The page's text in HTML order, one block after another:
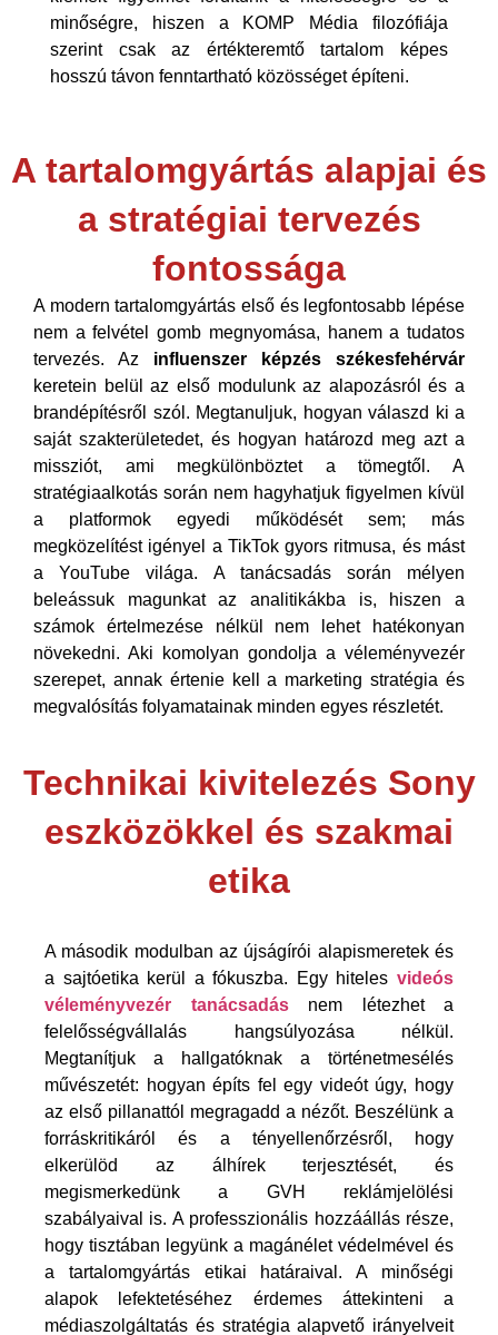
minőségre, hiszen a KOMP Média filozófiája
szerint csak az értékteremtő tartalom képes
hosszú távon fenntartható közösséget építeni.
A tartalomgyártás alapjai és
a stratégiai tervezés
fontossága
A modern tartalomgyártás első és legfontosabb lépése
nem a felvétel gomb megnyomása, hanem a tudatos
tervezés. Az influenszer képzés székesfehérvár
keretein belül az első modulunk az alapozásról és a
brandépítésről szól. Megtanuljuk, hogyan válaszd ki a
saját szakterületedet, és hogyan határozd meg azt a
missziót, ami megkülönböztet a tömegtől. A
stratégiaalkotás során nem hagyhatjuk figyelmen kívül
a platformok egyedi működését sem; más
megközelítést igényel a TikTok gyors ritmusa, és mást
a YouTube világa. A tanácsadás során mélyen
beleássuk magunkat az analitikákba is, hiszen a
számok értelmezése nélkül nem lehet hatékonyan
növekedni. Aki komolyan gondolja a véleményvezér
szerepet, annak értenie kell a marketing stratégia és
megvalósítás folyamatainak minden egyes részletét.
Technikai kivitelezés Sony
eszközökkel és szakmai
etika
A második modulban az újságírói alapismeretek és
a sajtóetika kerül a fókuszba. Egy hiteles videós
véleményvezér tanácsadásnem létezhet a
felelősségvállalás hangsúlyozása nélkül.
Megtanítjuk a hallgatóknak a történetmesélés
művészetét: hogyan építs fel egy videót úgy, hogy
az első pillanattól megragadd a nézőt. Beszélünk a
forráskritikáról és a tényellenőrzésről, hogy
elkerülöd az álhírek terjesztését, és
megismerkedünk a GVH reklámjelölési
szabályaival is. A professzionális hozzáállás része,
hogy tisztában legyünk a magánélet védelmével és
a tartalomgyártás etikai határaival. A minőségi
alapok lefektetéséhez érdemes áttekinteni a
médiaszolgáltatás és stratégia alapvető irányelveit